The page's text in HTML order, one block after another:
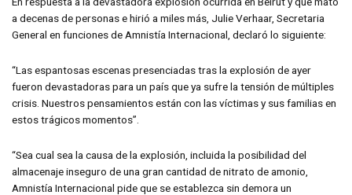
a decenas de personas e hirió a miles más, Julie Verhaar, Secretaria
General en funciones de Amnistía Internacional, declaró lo siguiente:
“Las espantosas escenas presenciadas tras la explosión de ayer
fueron devastadoras para un país que ya sufre la tensión de múltiples
crisis. Nuestros pensamientos están con las víctimas y sus familias en
estos trágicos momentos”.
“Sea cual sea la causa de la explosión, incluida la posibilidad del
almacenaje inseguro de una gran cantidad de nitrato de amonio,
Amnistía Internacional pide que se establezca sin demora un